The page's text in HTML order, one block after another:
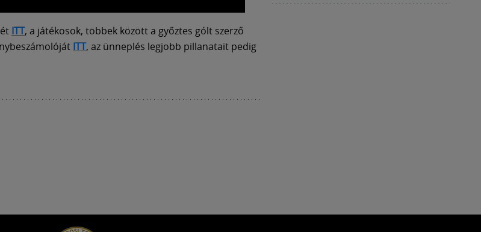
ITT, a játékosok, többek között a győztes gólt szerző
ITT, az ünneplés legjobb pillanatait pedig